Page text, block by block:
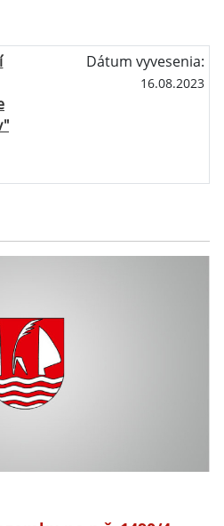
Dátum vyvesenia:
16.08.2023